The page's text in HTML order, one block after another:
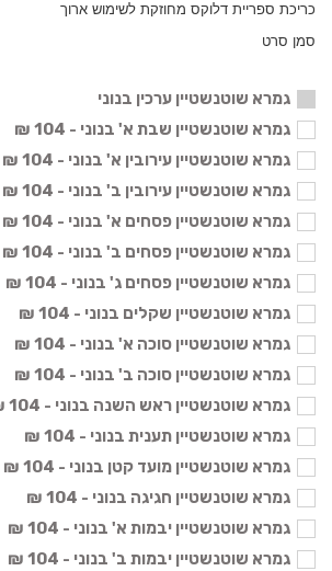
כריכת ספריית דלוקס מחוזקת לשימוש ארוך
סמן סרט
גמרא שוטנשטיין ערכין בנוני
גמרא שוטנשטיין שבת א' בנוני - 104 ₪
גמרא שוטנשטיין עירובין א' בנוני - 104 ₪
גמרא שוטנשטיין עירובין ב' בנוני - 104 ₪
גמרא שוטנשטיין פסחים א' בנוני - 104 ₪
גמרא שוטנשטיין פסחים ב' בנוני - 104 ₪
גמרא שוטנשטיין פסחים ג' בנוני - 104 ₪
גמרא שוטנשטיין שקלים בנוני - 104 ₪
גמרא שוטנשטיין סוכה א' בנוני - 104 ₪
גמרא שוטנשטיין סוכה ב' בנוני - 104 ₪
גמרא שוטנשטיין ראש השנה בנוני - 104 ₪
גמרא שוטנשטיין תענית בנוני - 104 ₪
גמרא שוטנשטיין מועד קטן בנוני - 104 ₪
גמרא שוטנשטיין חגיגה בנוני - 104 ₪
גמרא שוטנשטיין יבמות א' בנוני - 104 ₪
גמרא שוטנשטיין יבמות ב' בנוני - 104 ₪